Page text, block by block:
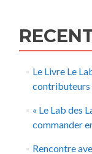
Le Livre Le
contributeurs
« Le Lab des
commander
Rencontre